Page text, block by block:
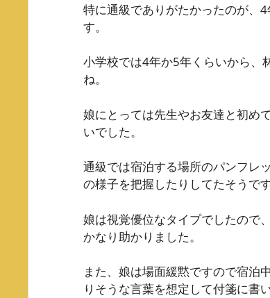
特に通級でありがたかったのが、
す。
小学校では4年か5年くらいから、
ね。
娘にとっては先生やお友達と初め
いでした。
通級では宿泊する場所のパンフレ
の様子を把握したりしてたそうです
娘は視覚優位なタイプでしたので
かなり助かりました。
また、娘は場面緩黙ですので宿泊
りそうな言葉を想定して付箋に書